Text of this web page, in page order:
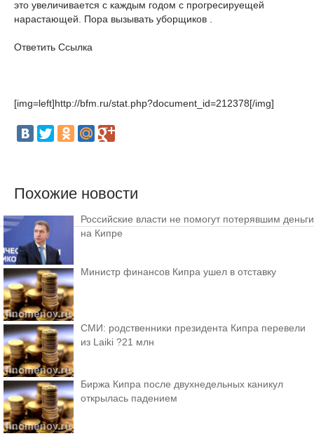
это увеличивается с каждым годом с прогресируещей
нарастающей. Пора вызывать уборщиков .
Ответить Ссылка
[img=left]http://bfm.ru/stat.php?document_id=212378[/img]
Похожие новости
Российские власти не помогут потерявшим деньги
на Кипре
Министр финансов Кипра ушел в отставку
СМИ: родственники президента Кипра перевели
из Laiki ?21 млн
Биржа Кипра после двухнедельных каникул
открылась падением